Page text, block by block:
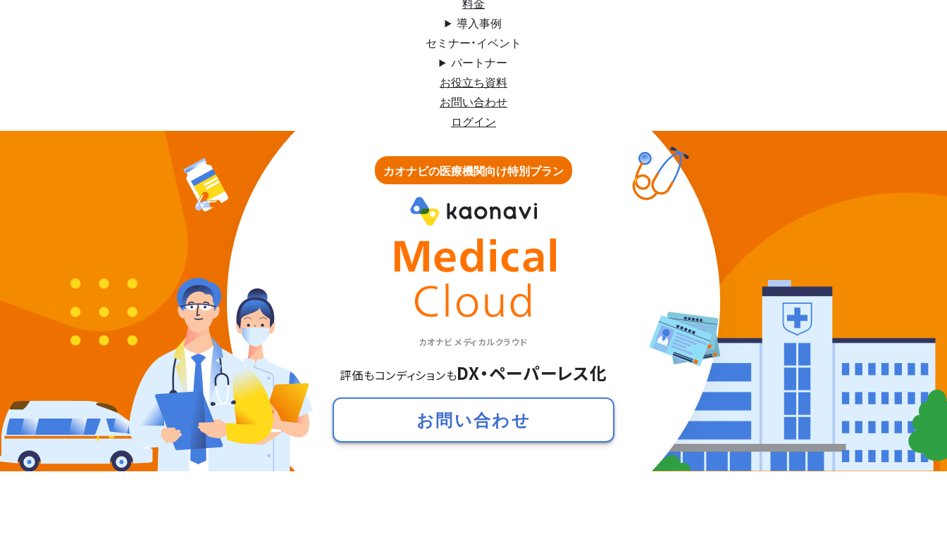
導入事例
セミナー・イベント
パートナー
お役立ち資料
お問い合わせ
ログイン
カオナビの医療機関向け特別プラン
カオナビ メディカルクラウド
評価もコンディションもDX・ペーパーレス化
お問い合わせ